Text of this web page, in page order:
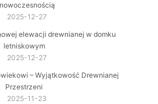
2025-12-27
elewacji drewnianej w domku
letniskowym
2025-12-27
– Wyjątkowość Drewnianej
Przestrzeni
2025-11-23